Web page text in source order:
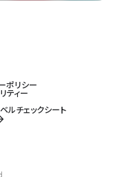
ポリシー
ティー
ルチェックシート